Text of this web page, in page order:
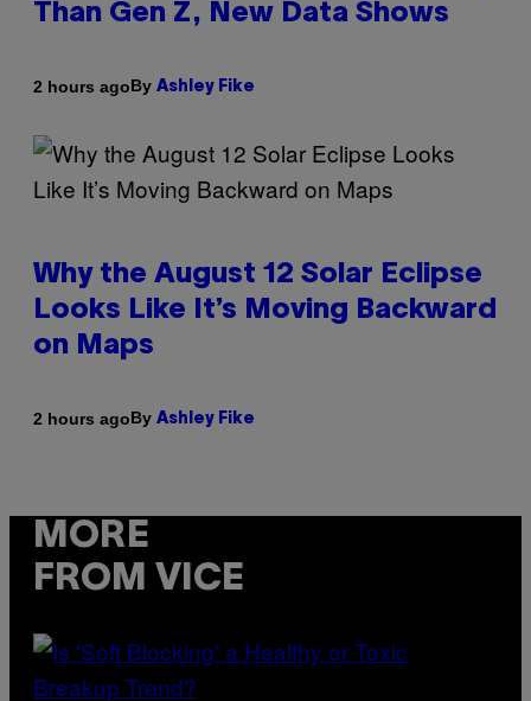
Than Gen Z, New Data Shows
2 hours agoBy Ashley Fike
Why the August 12 Solar Eclipse
Looks Like It’s Moving Backward
on Maps
2 hours agoBy Ashley Fike
MORE
FROM VICE